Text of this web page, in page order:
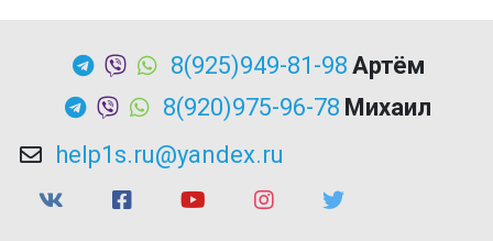
8(925)949-81-98 Артём
8(920)975-96-78 Михаил
help1s.ru@yandex.ru